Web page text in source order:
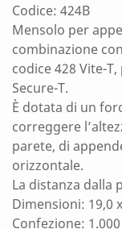
Codice: 424B
Mensolo per
combinazione
codice 428 Vite-
Secure-T.
È dotata di un
correggere
parete, di
orizzontale.
La distanza dalla
Dimensioni: 19,0
Confezione: